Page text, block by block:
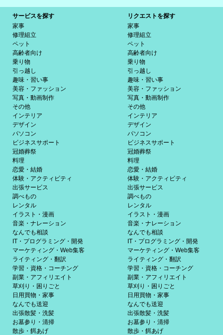
サービスを探す
家事
修理組立
ペット
高齢者向け
乗り物
引っ越し
趣味・習い事
美容・ファッション
写真・動画制作
その他
インテリア
デザイン
パソコン
ビジネスサポート
冠婚葬祭
料理
恋愛・結婚
体験・アクティビティ
出張サービス
調べもの
レンタル
イラスト・漫画
音楽・ナレーション
なんでも相談
IT・プログラミング・開発
マーケティング・Web集客
ライティング・翻訳
学習・資格・コーチング
副業・アフィリエイト
草刈り・困りごと
日用買物・家事
なんでも送迎
出張散髪・洗髪
お墓参り・清掃
散歩・餌あげ
リクエストを探す
家事
修理組立
ペット
高齢者向け
乗り物
引っ越し
趣味・習い事
美容・ファッション
写真・動画制作
その他
インテリア
デザイン
パソコン
ビジネスサポート
冠婚葬祭
料理
恋愛・結婚
体験・アクティビティ
出張サービス
調べもの
レンタル
イラスト・漫画
音楽・ナレーション
なんでも相談
IT・プログラミング・開発
マーケティング・Web集客
ライティング・翻訳
学習・資格・コーチング
副業・アフィリエイト
草刈り・困りごと
日用買物・家事
なんでも送迎
出張散髪・洗髪
お墓参り・清掃
散歩・餌あげ